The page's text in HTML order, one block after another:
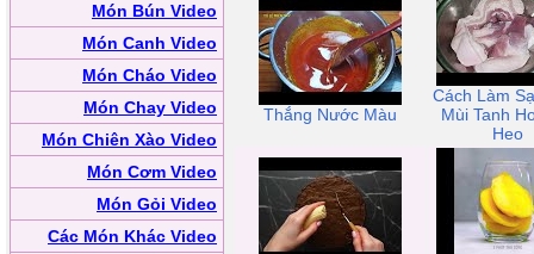
Món Bún Video
Món Canh Video
Món Cháo Video
Món Chay Video
Món Chiên Xào Video
Món Cơm Video
Món Gỏi Video
Các Món Khác Video
Thắng Nước Màu
Cách Làm
Mùi Tanh
Heo